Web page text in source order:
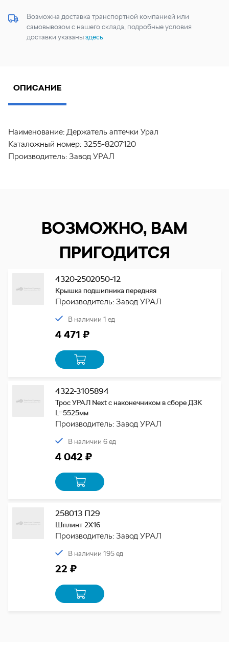
Возможна доставка транспортной компанией или
самовывозом с нашего склада, подробные условия
доставки указаныздесь
ОПИСАНИЕ
Наименование: Держатель аптечки Урал
Каталожный номер: 3255-8207120
Производитель: Завод УРАЛ
ВОЗМОЖНО, ВАМ
ПРИГОДИТСЯ
4320-2502050-12
Крышка подшипника передняя
Производитель: Завод УРАЛ
В наличии 1 ед
4 471 ₽
4322-3105894
Трос УРАЛ Next с наконечником в сборе ДЗК
L=5525мм
Производитель: Завод УРАЛ
В наличии 6 ед
4 042 ₽
258013 П29
Шплинт 2Х16
Производитель: Завод УРАЛ
В наличии 195 ед
22 ₽